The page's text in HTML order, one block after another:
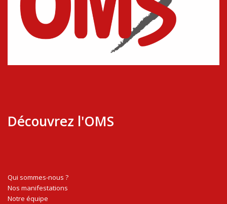
Découvrez l'OMS
Qui sommes-nous ?
Nos manifestations
Notre équipe